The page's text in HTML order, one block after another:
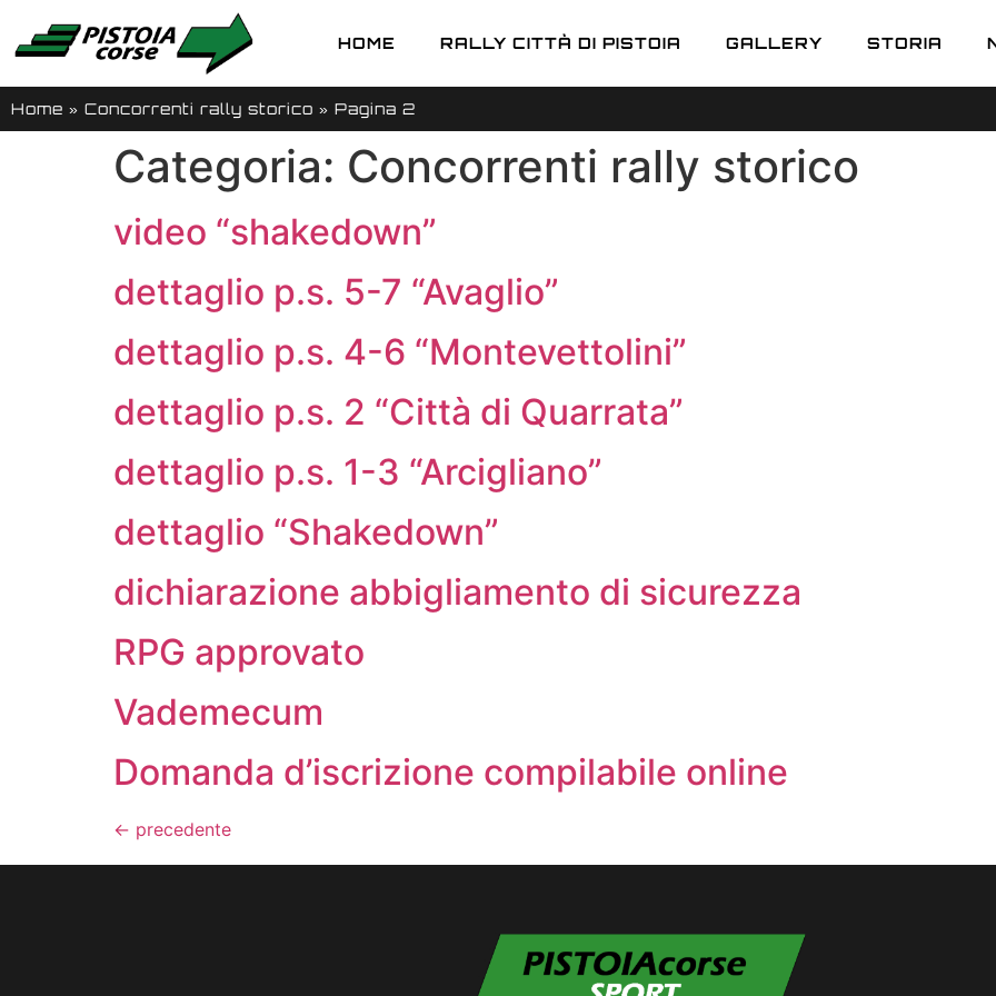
HOME RALLY CITTÀ DI PISTOIA GALLERY STORIA
Home » Concorrenti rally storico » Pagina 2
Categoria: Concorrenti rally storico
video “shakedown”
dettaglio p.s. 5-7 “Avaglio”
dettaglio p.s. 4-6 “Montevettolini”
dettaglio p.s. 2 “Città di Quarrata”
dettaglio p.s. 1-3 “Arcigliano”
dettaglio “Shakedown”
dichiarazione abbigliamento di sicurezza
RPG approvato
Vademecum
Domanda d’iscrizione compilabile online
← precedente